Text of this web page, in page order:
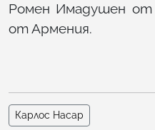
Ромен Имадушен от
от Армения.
Карлос Насар